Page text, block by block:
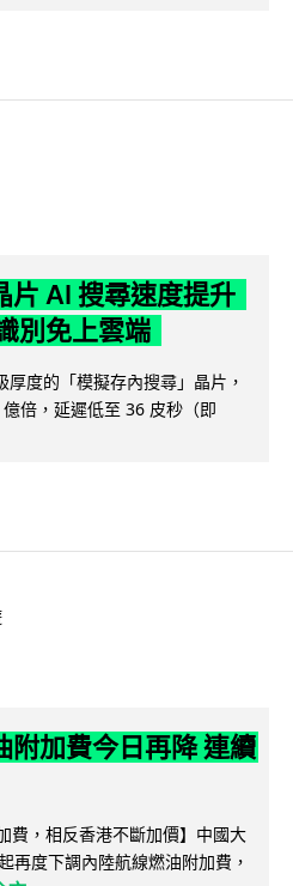
片 AI 搜尋速度提升
別免上雲端
度的「模擬存內搜尋」晶片，
倍，延遲低至 36 皮秒（即
附加費今日再降 連續
費，相反香港不斷加價】中國大
再度下調內陸航線燃油附加費，